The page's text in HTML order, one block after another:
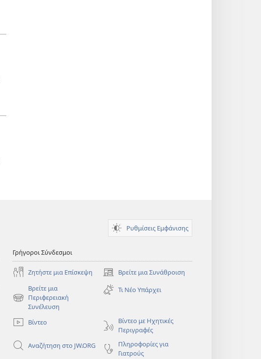
Ρυθμίσεις Εμφάνισης
Γρήγοροι Σύνδεσμοι
Ζητήστε μια Επίσκεψη Βρείτε μια Συνάθροιση
(ανοίγει
νέο
παράθυρο)
Βρείτε μια
Περιφερειακή
Συνέλευση
(ανοίγει
παράθυρο)
Τι Νέο Υπάρχει
Βίντεο
Βίντεο με Ηχητικές
Περιγραφές
Αναζήτηση στο JW.ORG
Πληροφορίες για
Γιατρούς